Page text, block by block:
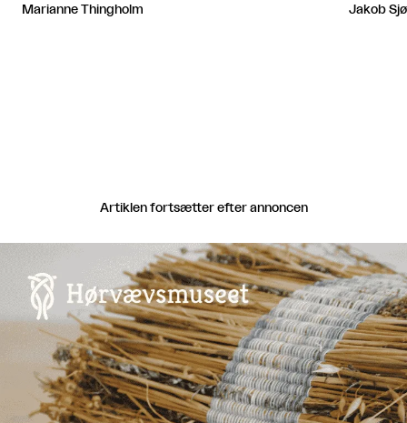
Marianne Thingholm Jakob
Artiklen fortsætter efter annoncen